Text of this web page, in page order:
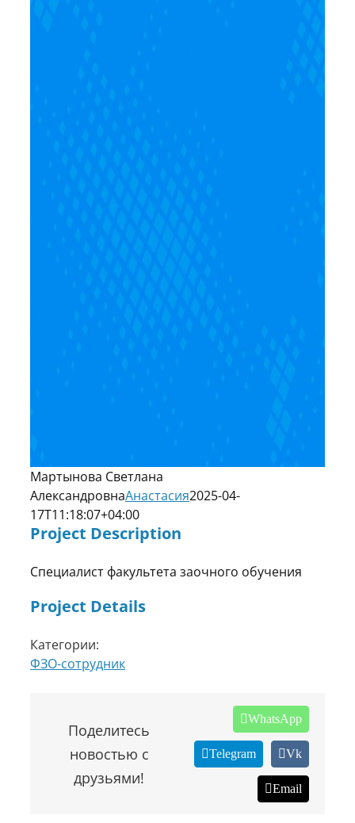
Мартынова Светлана
АлександровнаАнастасия2025-04-
17T11:18:07+04:00
Project Description
Специалист факультета заочного обучения
Project Details
Категории:
ФЗО-сотрудник
Поделитесь
новостью с
друзьями!
WhatsApp
Telegram Vk
Email